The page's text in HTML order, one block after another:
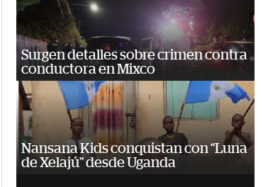
Surgen detalles sobre crimen contra
conductora en Mixco
Nansana Kids conquistan con “Luna
de Xelajú” desde Uganda